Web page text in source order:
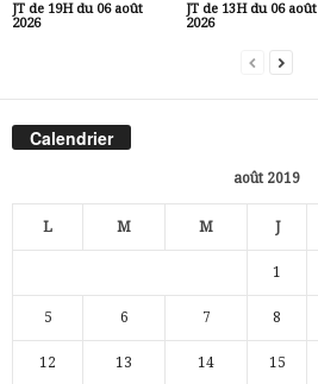
JT de 19H du 06 août
2026
JT de 13H du 06 août
2026
Calendrier
août 2019
L M M J
1
5 6 7 8
12 13 14 15